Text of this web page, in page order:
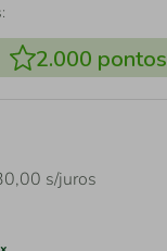
2.000 pontos
,00 s/juros